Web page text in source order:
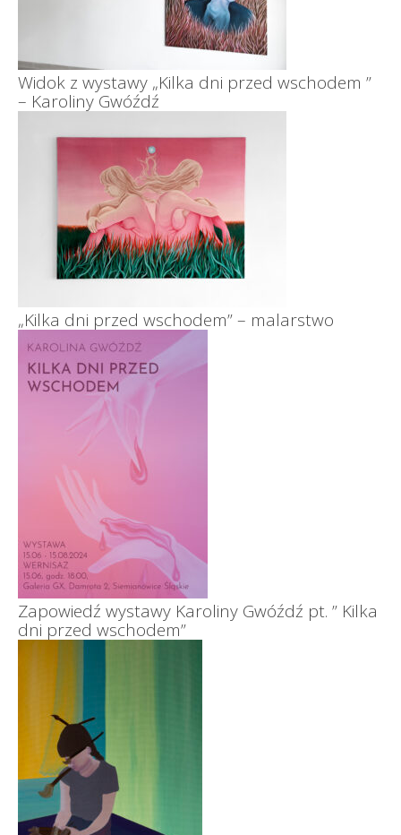
Widok z wystawy „Kilka dni przed wschodem ”
– Karoliny Gwóźdź
„Kilka dni przed wschodem” – malarstwo
Zapowiedź wystawy Karoliny Gwóźdź pt. ” Kilka
dni przed wschodem”